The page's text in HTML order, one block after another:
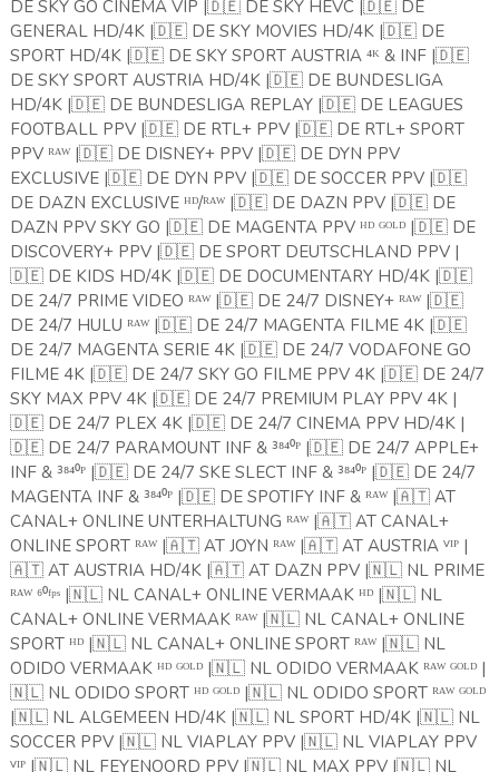
DE SKY GO CINEMA VIP | 🇩🇪DE SKY HEVC | 🇩🇪DE
GENERAL HD/4K |🇩🇪DE SKY MOVIES HD/4K |🇩🇪DE
SPORT HD/4K |🇩🇪DE SKY SPORT AUSTRIA ⁴ᴷ & INF |🇩🇪
DE SKY SPORT AUSTRIA HD/4K |🇩🇪DE BUNDESLIGA
HD/4K |🇩🇪DE BUNDESLIGA REPLAY |🇩🇪DE LEAGUES
FOOTBALL PPV |🇩🇪DE RTL+ PPV |🇩🇪DE RTL+ SPORT
PPV ᴿᴬᵂ |🇩🇪DE DISNEY+ PPV |🇩🇪DE DYN PPV
EXCLUSIVE |🇩🇪DE DYN PPV |🇩🇪DE SOCCER PPV |🇩🇪
DE DAZN EXCLUSIVE ᴴᴰ/ᴿᴬᵂ |🇩🇪DE DAZN PPV |🇩🇪DE
DAZN PPV SKY GO |🇩🇪DE MAGENTA PPV ᴴᴰ ᴳᴼᴸᴰ |🇩🇪DE
DISCOVERY+ PPV |🇩🇪DE SPORT DEUTSCHLAND PPV |
🇩🇪DE KIDS HD/4K |🇩🇪DE DOCUMENTARY HD/4K |🇩🇪
DE 24/7 PRIME VIDEO ᴿᴬᵂ |🇩🇪DE 24/7 DISNEY+ ᴿᴬᵂ |🇩🇪
DE 24/7 HULU ᴿᴬᵂ |🇩🇪DE 24/7 MAGENTA FILME 4K |🇩🇪
DE 24/7 MAGENTA SERIE 4K |🇩🇪DE 24/7 VODAFONE GO
FILME 4K |🇩🇪DE 24/7 SKY GO FILME PPV 4K |🇩🇪DE 24/7
SKY MAX PPV 4K |🇩🇪DE 24/7 PREMIUM PLAY PPV 4K |
🇩🇪DE 24/7 PLEX 4K |🇩🇪DE 24/7 CINEMA PPV HD/4K |
🇩🇪DE 24/7 PARAMOUNT INF & ³⁸⁴⁰ᴾ |🇩🇪DE 24/7 APPLE+
INF & ³⁸⁴⁰ᴾ |🇩🇪DE 24/7 SKE SLECT INF & ³⁸⁴⁰ᴾ |🇩🇪DE 24/7
MAGENTA INF & ³⁸⁴⁰ᴾ |🇩🇪DE SPOTIFY INF & ᴿᴬᵂ |🇦🇹AT
CANAL+ ONLINE UNTERHALTUNG ᴿᴬᵂ |🇦🇹AT CANAL+
ONLINE SPORT ᴿᴬᵂ |🇦🇹AT JOYN ᴿᴬᵂ |🇦🇹AT AUSTRIA ⱽᴵᴾ |
🇦🇹AT AUSTRIA HD/4K |🇦🇹AT DAZN PPV |🇳🇱NL PRIME
ᴿᴬᵂ ⁶⁰ᶠᵖˢ |🇳🇱NL CANAL+ ONLINE VERMAAK ᴴᴰ |🇳🇱NL
CANAL+ ONLINE VERMAAK ᴿᴬᵂ |🇳🇱NL CANAL+ ONLINE
SPORT ᴴᴰ |🇳🇱NL CANAL+ ONLINE SPORT ᴿᴬᵂ |🇳🇱NL
ODIDO VERMAAK ᴴᴰ ᴳᴼᴸᴰ |🇳🇱NL ODIDO VERMAAK ᴿᴬᵂ ᴳᴼᴸᴰ |
🇳🇱NL ODIDO SPORT ᴴᴰ ᴳᴼᴸᴰ |🇳🇱NL ODIDO SPORT ᴿᴬᵂ ᴳᴼᴸᴰ
|🇳🇱NL ALGEMEEN HD/4K |🇳🇱NL SPORT HD/4K |🇳🇱NL
SOCCER PPV |🇳🇱NL VIAPLAY PPV |🇳🇱NL VIAPLAY PPV
ⱽᴵᴾ |🇳🇱NL FEYENOORD PPV |🇳🇱NL MAX PPV |🇳🇱NL